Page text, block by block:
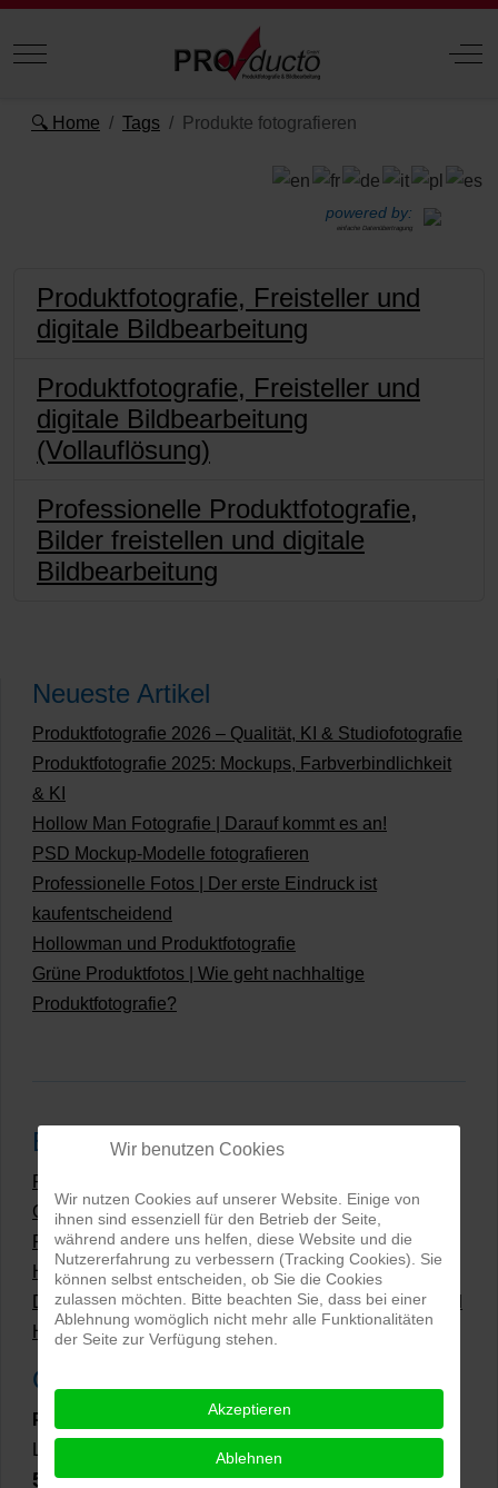
Mobile Menu Toggle Off-
🔍 Home Tags Produkte fotografieren
powered by:
einfache Datenübertragung
Produktfotografie, Freisteller und
digitale Bildbearbeitung
Produktfotografie, Freisteller und
digitale Bildbearbeitung
(Vollauflösung)
Professionelle Produktfotografie,
Bilder freistellen und digitale
Bildbearbeitung
Neueste Artikel
Produktfotografie 2026 – Qualität, KI & Studiofotografie
Produktfotografie 2025: Mockups, Farbverbindlichkeit
& KI
Hollow Man Fotografie | Darauf kommt es an!
PSD Mockup-Modelle fotografieren
Professionelle Fotos | Der erste Eindruck ist
kaufentscheidend
Hollowman und Produktfotografie
Grüne Produktfotos | Wie geht nachhaltige
Produktfotografie?
Beliebteste Beiträge
Preise Produktfotografie | Was kosten Produktbilder?
Grüne Produktfotos | Wie geht nachhaltige
Produktfotografie?
Hollow Man Fotografie | Darauf kommt es an!
Dateiformate und Bilder mit transparentem Hintergrund
Hollowman und Produktfotografie
Google Rezensionen
PRO-ducto GmbH
, Fotografie und Bildbearbeitung in
5,0⭐⭐⭐⭐⭐bei144 Google-Rezensionen
Wir benutzen Cookies
Wir nutzen Cookies auf unserer Website. Einige von
ihnen sind essenziell für den Betrieb der Seite,
während andere uns helfen, diese Website und die
Nutzererfahrung zu verbessern (Tracking Cookies). Sie
können selbst entscheiden, ob Sie die Cookies
zulassen möchten. Bitte beachten Sie, dass bei einer
Ablehnung womöglich nicht mehr alle Funktionalitäten
der Seite zur Verfügung stehen.
Akzeptieren
Ablehnen